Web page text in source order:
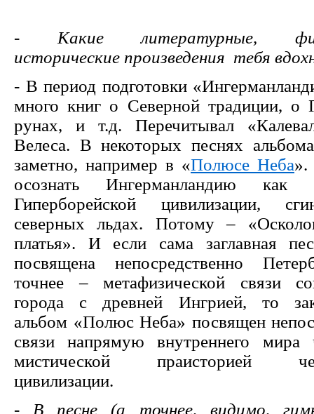
- Какие литературные,
исторические произведения тебя
- В период подготовки
много книг о Северной традиции, о
рунах, и т.д. Перечитывал
Велеса. В некоторых песнях
заметно, например в «Полюсе Неба».
осознать Ингерманландию как
Гиперборейской цивилизации,
северных льдах. Потому –
платья». И если сама заглавная
посвящена непосредственно
точнее – метафизической связи
города с древней Ингрией, то
альбом «Полюс Неба» посвящен
связи напрямую внутреннего мира
мистической праисторией
цивилизации.
- В песне (а точнее, видимо,